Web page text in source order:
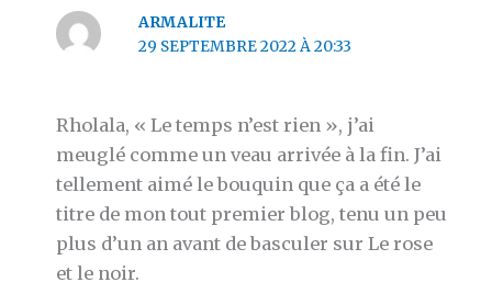
ARMALITE
29 SEPTEMBRE 2022 À 20:33
Rholala, « Le temps n’est rien », j’ai
meuglé comme un veau arrivée à la fin. J’ai
tellement aimé le bouquin que ça a été le
titre de mon tout premier blog, tenu un peu
plus d’un an avant de basculer sur Le rose
et le noir.